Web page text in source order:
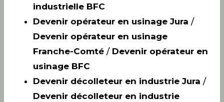
industrielle BFC
Devenir opérateur en usinage Jura /
Devenir opérateur en usinage
Franche-Comté / Devenir opérateur en
usinage BFC
Devenir décolleteur en industrie Jura /
Devenir décolleteur en industrie